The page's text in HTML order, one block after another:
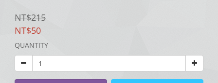
NT$215
NT$50
QUANTITY